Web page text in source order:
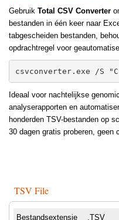
Gebruik Total CSV Converter
bestanden in één keer naar
tabgescheiden bestanden,
opdrachtregel voor
csvconverter.exe /S
Ideaal voor nachtelijkse
analyserapporten en
honderden TSV-bestanden op
30 dagen gratis proberen, geen
TSV File
Bestandsextensie .TSV